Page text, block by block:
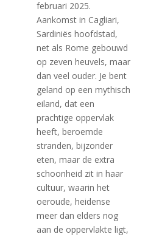
februari 2025.
Aankomst in Cagliari,
Sardiniës hoofdstad,
net als Rome gebouwd
op zeven heuvels, maar
dan veel ouder. Je bent
geland op een mythisch
eiland, dat een
prachtige oppervlak
heeft, beroemde
stranden, bijzonder
eten, maar de extra
schoonheid zit in haar
cultuur, waarin het
oeroude, heidense
meer dan elders nog
aan de oppervlakte ligt,